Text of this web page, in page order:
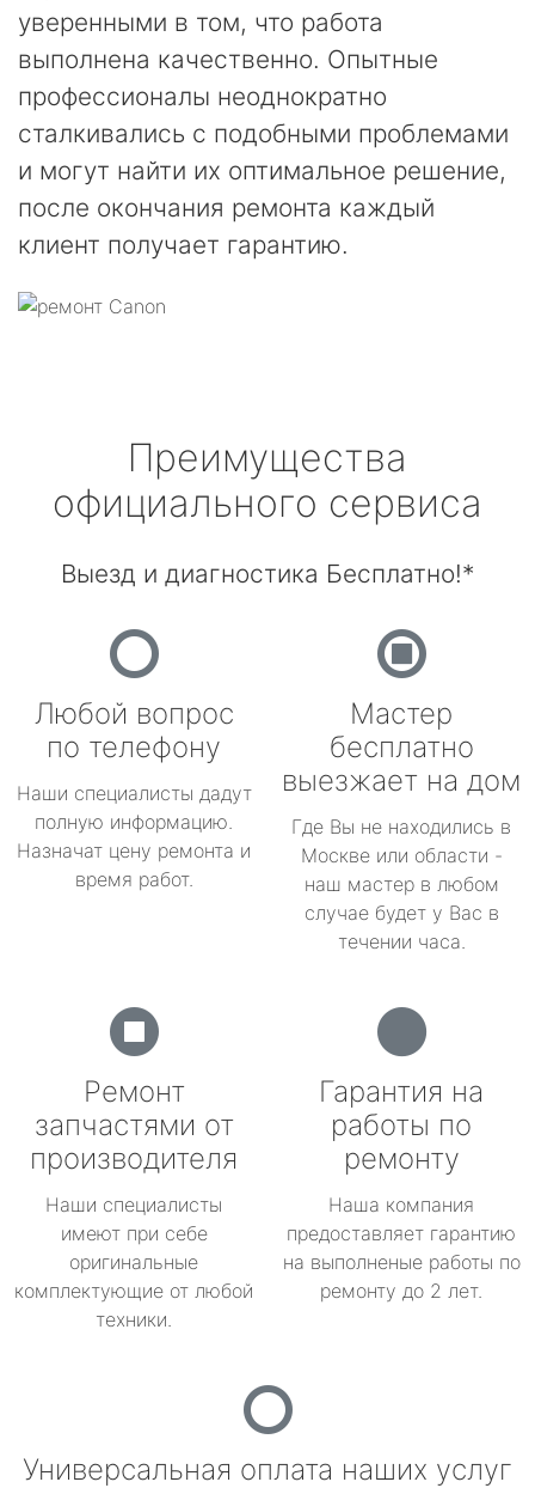
уверенными в том, что работа
выполнена качественно. Опытные
профессионалы неоднократно
сталкивались с подобными проблемами
и могут найти их оптимальное решение,
после окончания ремонта каждый
клиент получает гарантию.
Преимущества
официального сервиса
Выезд и диагностика Бесплатно!*
Любой вопрос
по телефону
Наши специалисты дадут
полную информацию.
Назначат цену ремонта и
время работ.
Мастер
бесплатно
выезжает на дом
Где Вы не находились в
Москве или области -
наш мастер в любом
случае будет у Вас в
течении часа.
Ремонт
запчастями от
производителя
Наши специалисты
имеют при себе
оригинальные
комплектующие от любой
техники.
Гарантия на
работы по
ремонту
Наша компания
предоставляет гарантию
на выполненые работы по
ремонту до 2 лет.
Универсальная оплата наших услуг